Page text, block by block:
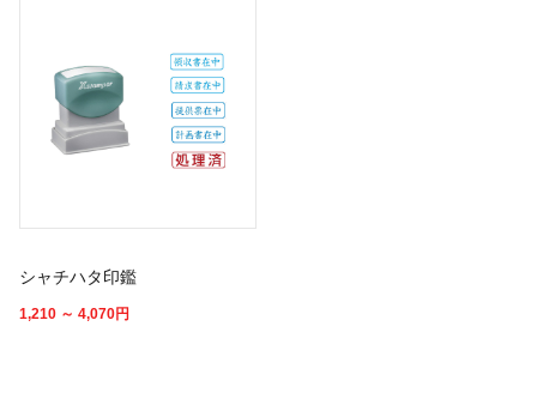
シャチハタ印鑑
1,210 ～ 4,070円